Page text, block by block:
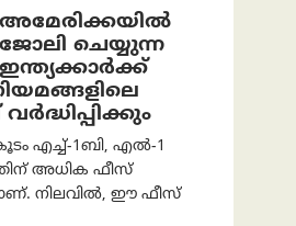
അമേരിക്കയില്‍
ജോലി ചെയ്യുന്ന
ഇന്ത്യക്കാർക്ക്
എച്ച്-1ബി, എൽ-1
അധിക ഫീസ്
നിലവിൽ, ഈ ഫീസ്